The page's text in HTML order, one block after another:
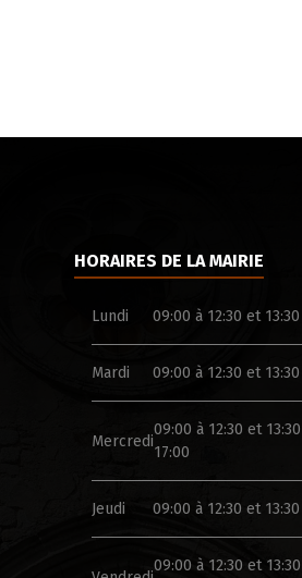
HORAIRES DE LA MAIRIE
Lundi 09:00 à 12:30 et
Mardi 09:00 à 12:30 et
Mercredi
09:00 à 12:30 et
17:00
Jeudi 09:00 à 12:30 et
09:00 à 12:30 et